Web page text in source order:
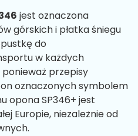
jest oznaczona
górskich i płatka śniegu
do
w każdych
przepisy
oznaczonych symbolem
opona SP346+ jest
Europie, niezależnie od